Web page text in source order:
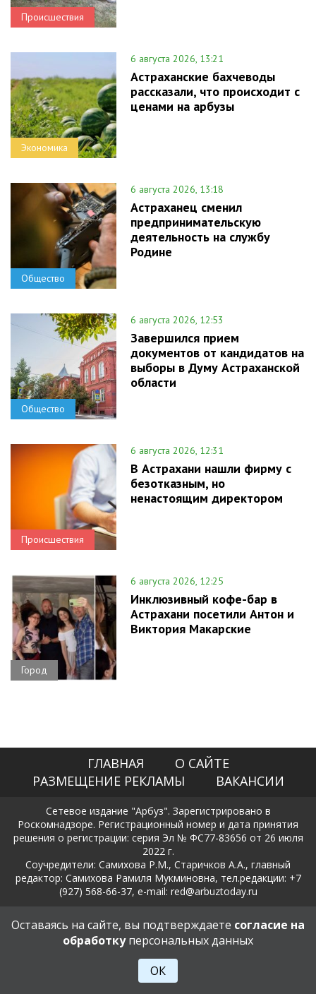
Происшествия
Экономика
6 августа 2026, 13:21
Астраханские бахчеводы
рассказали, что происходит с
ценами на арбузы
Общество
6 августа 2026, 13:18
Астраханец сменил
предпринимательскую
деятельность на службу
Родине
Общество
6 августа 2026, 12:53
Завершился прием
документов от кандидатов на
выборы в Думу Астраханской
области
Происшествия
6 августа 2026, 12:31
В Астрахани нашли фирму с
безотказным, но
ненастоящим директором
Город
6 августа 2026, 12:25
Инклюзивный кофе-бар в
Астрахани посетили Антон и
Виктория Макарские
ГЛАВНАЯ
О САЙТЕ
РАЗМЕЩЕНИЕ РЕКЛАМЫ
ВАКАНСИИ
Сетевое издание "Арбуз". Зарегистрировано в
Роскомнадзоре. Регистрационный номер и дата принятия
решения о регистрации: серия Эл № ФС77-83656 от 26 июля
2022 г.
Соучредители: Самихова Р.М., Старичков А.А., главный
редактор: Самихова Рамиля Мукминовна, тел.редакции: +7
(927) 568-66-37, e-mail: red@arbuztoday.ru
Политика в отношении обработки и защиты персональных
данных
18+
Оставаясь на сайте, вы подтверждаете согласие на
обработкуперсональных данных
ОК